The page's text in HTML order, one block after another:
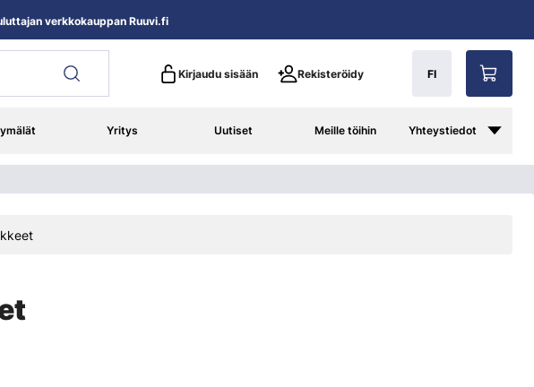
Kirjaudu sisään Rekisteröidy FI
Yritys Uutiset Meille töihin Yhteystiedot
verkkokauppan Ruuvi.fi